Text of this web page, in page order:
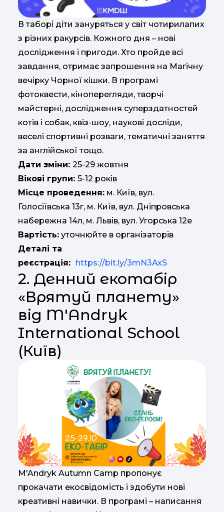
В таборі діти зануряться у світ чотирилапих
з різних ракурсів. Кожного дня – нові
дослідження і пригоди. Хто пройде всі
завдання, отримає запрошення на Магічну
вечірку Чорної кішки. В програмі
фотоквести, кіноперегляди, творчі
майстерні, дослідження суперздатностей
котів і собак, квіз-шоу, наукові досліди,
веселі спортивні розваги, тематичні заняття
за англійської тощо.
Дати зміни: 25-29 жовтня
Вікові групи: 5-12 років
Місце проведення: м. Київ, вул.
Голосіївська 13г, м. Київ, вул. Дніпровська
набережна 14л, м. Львів, вул. Угорська 12е
Вартість: уточнюйте в організаторів
Деталі та
реєстрація: https://bit.ly/3mN3AxS
2. Денний екотабір
«Врятуй планету»
від M'Andryk
International School
(Київ)
M'Andryk Autumn Camp пропонує
прокачати екосвідомість і здобути нові
креативні навички. В програмі – написання